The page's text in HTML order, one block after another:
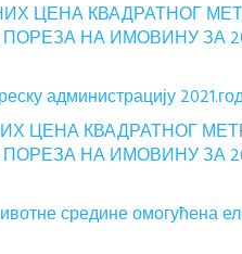
ЦЕНА КВАДРАТНОГ
НА ИМОВИНУ ЗА
администрацију
ЦЕНА КВАДРАТНОГ
НА ИМОВИНУ ЗА
средине омогућена